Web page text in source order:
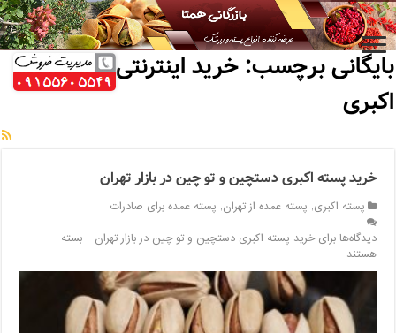
خانه / بایگانی برچسب: خرید اینترنتی پسته اکبری
بایگانی برچسب:خرید اینترنتی پسته
اکبری
خرید پسته اکبری دستچین و تو چین در بازار تهران
پسته اکبری, پسته عمده از تهران, پسته عمده برای صادرات
دیدگاه‌هابرای خرید پسته اکبری دستچین و تو چین در بازار تهران
بسته
هستند